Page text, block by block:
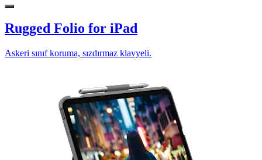
Rugged Folio for iPad
Askeri sınıf koruma, sızdırmaz klavyeli.